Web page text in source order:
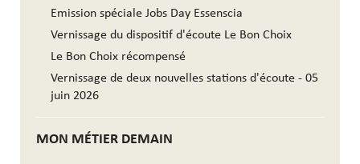
Emission spéciale Jobs Day Essenscia
Vernissage du dispositif d'écoute Le Bon Choix
Le Bon Choix récompensé
Vernissage de deux nouvelles stations d'écoute - 05
juin 2026
MON MÉTIER DEMAIN